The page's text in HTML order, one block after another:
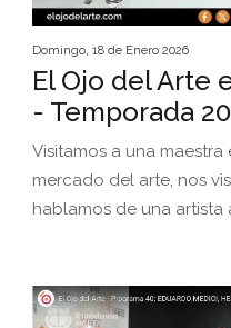
Domingo, 18 de Enero 2026
El Ojo del Arte
- Temporada
Visitamos a una
mercado del arte, nos
hablamos de una artista